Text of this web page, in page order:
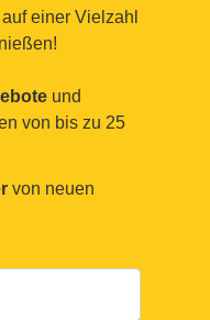
einer Vielzahl
und
von bis zu 25
von neuen